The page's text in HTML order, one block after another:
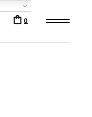
0